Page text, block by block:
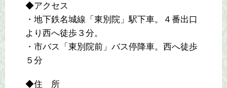
◆アクセス
・地下鉄名城線「東別院」駅下車。４番出口
より西へ徒歩３分。
・市バス「東別院前」バス停降車。西へ徒歩
５分
◆住 所